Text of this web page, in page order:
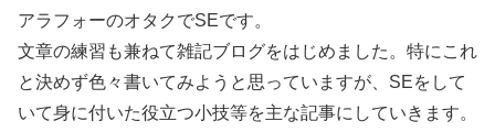
アラフォーのオタクでSEです。
文章の練習も兼ねて雑記ブログをはじめました。特にこれ
と決めず色々書いてみようと思っていますが、SEをして
いて身に付いた役立つ小技等を主な記事にしていきます。